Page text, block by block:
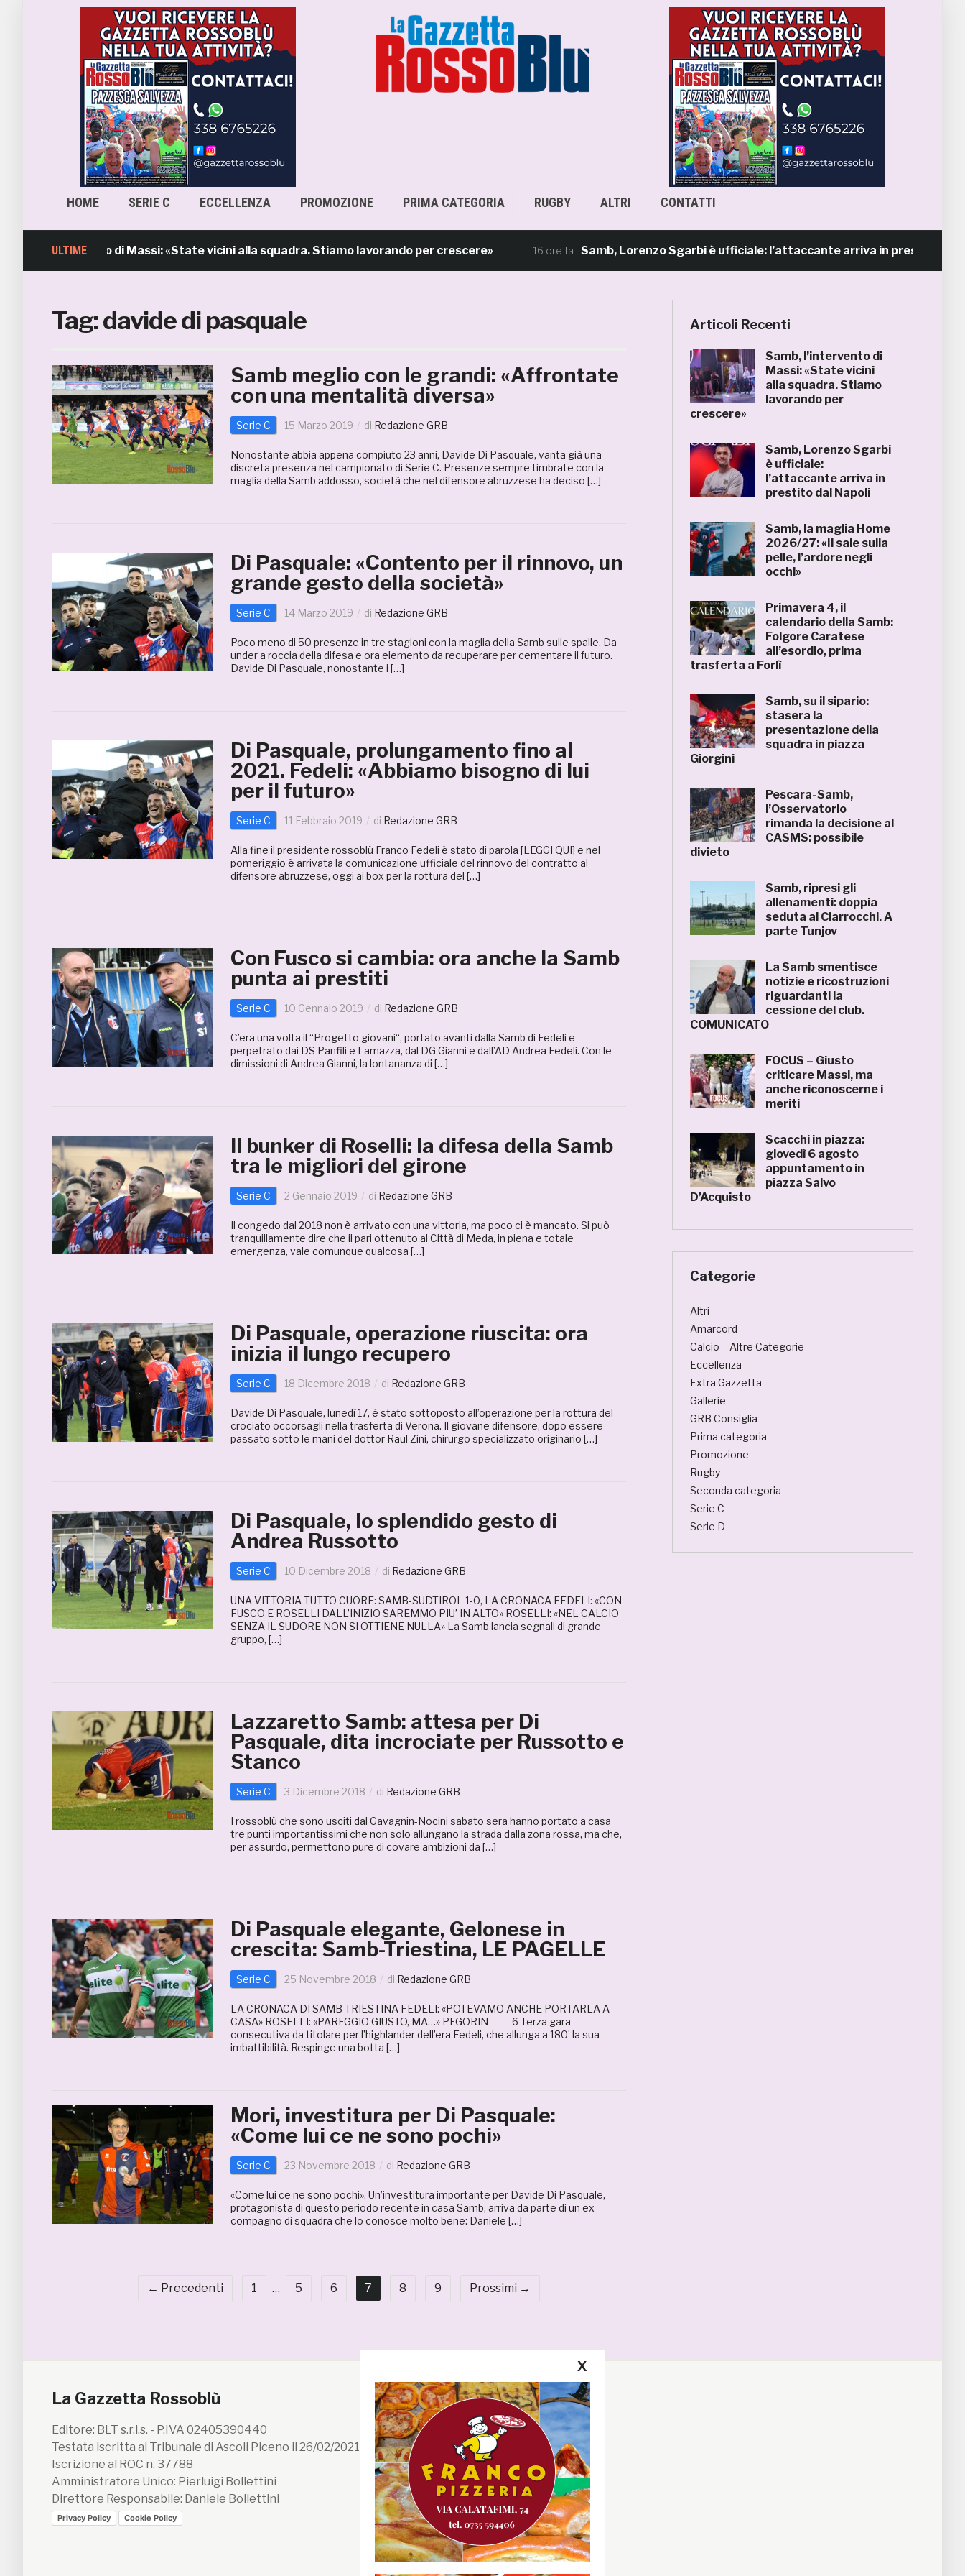
HOME SERIE C ECCELLENZA PROMOZIONE PRIMA CATEGORIA RUGBY ALTRI CONTATTI
ULTIME
l’intervento di Massi: «State vicini alla squadra. Stiamo lavorando per crescere» 16 ore fa Samb, Lorenzo Sgarbi è ufficiale: l’attaccante arriva in prestito dal Napoli
Tag:davide di pasquale
Samb meglio con le grandi: «Affrontate
con una mentalità diversa»
Serie C 15 Marzo 2019 di Redazione GRB
Nonostante abbia appena compiuto 23 anni, Davide Di Pasquale, vanta già una
discreta presenza nel campionato di Serie C. Presenze sempre timbrate con la
maglia della Samb addosso, società che nel difensore abruzzese ha deciso […]
Di Pasquale: «Contento per il rinnovo, un
grande gesto della società»
Serie C 14 Marzo 2019 di Redazione GRB
Poco meno di 50 presenze in tre stagioni con la maglia della Samb sulle spalle. Da
under a roccia della difesa e ora elemento da recuperare per cementare il futuro.
Davide Di Pasquale, nonostante i […]
Di Pasquale, prolungamento fino al
2021. Fedeli: «Abbiamo bisogno di lui
per il futuro»
Serie C 11 Febbraio 2019 di Redazione GRB
Alla fine il presidente rossoblù Franco Fedeli è stato di parola [LEGGI QUI] e nel
pomeriggio è arrivata la comunicazione ufficiale del rinnovo del contratto al
difensore abruzzese, oggi ai box per la rottura del […]
Con Fusco si cambia: ora anche la Samb
punta ai prestiti
Serie C 10 Gennaio 2019 di Redazione GRB
C’era una volta il “Progetto giovani“, portato avanti dalla Samb di Fedeli e
perpetrato dai DS Panfili e Lamazza, dal DG Gianni e dall’AD Andrea Fedeli. Con le
dimissioni di Andrea Gianni, la lontananza di […]
Il bunker di Roselli: la difesa della Samb
tra le migliori del girone
Serie C 2 Gennaio 2019 di Redazione GRB
Il congedo dal 2018 non è arrivato con una vittoria, ma poco ci è mancato. Si può
tranquillamente dire che il pari ottenuto al Città di Meda, in piena e totale
emergenza, vale comunque qualcosa […]
Di Pasquale, operazione riuscita: ora
inizia il lungo recupero
Serie C 18 Dicembre 2018 di Redazione GRB
Davide Di Pasquale, lunedì 17, è stato sottoposto all’operazione per la rottura del
crociato occorsagli nella trasferta di Verona. Il giovane difensore, dopo essere
passato sotto le mani del dottor Raul Zini, chirurgo specializzato originario […]
Di Pasquale, lo splendido gesto di
Andrea Russotto
Serie C 10 Dicembre 2018 di Redazione GRB
UNA VITTORIA TUTTO CUORE: SAMB-SUDTIROL 1-0, LA CRONACA FEDELI: «CON
FUSCO E ROSELLI DALL’INIZIO SAREMMO PIU’ IN ALTO» ROSELLI: «NEL CALCIO
SENZA IL SUDORE NON SI OTTIENE NULLA» La Samb lancia segnali di grande
gruppo, […]
Lazzaretto Samb: attesa per Di
Pasquale, dita incrociate per Russotto e
Stanco
Serie C 3 Dicembre 2018 di Redazione GRB
I rossoblù che sono usciti dal Gavagnin-Nocini sabato sera hanno portato a casa
tre punti importantissimi che non solo allungano la strada dalla zona rossa, ma che,
per assurdo, permettono pure di covare ambizioni da […]
Di Pasquale elegante, Gelonese in
crescita: Samb-Triestina, LE PAGELLE
Serie C 25 Novembre 2018 di Redazione GRB
LA CRONACA DI SAMB-TRIESTINA FEDELI: «POTEVAMO ANCHE PORTARLA A
CASA» ROSELLI: «PAREGGIO GIUSTO, MA…» PEGORIN 6 Terza gara
consecutiva da titolare per l’highlander dell’era Fedeli, che allunga a 180’ la sua
imbattibilità. Respinge una botta […]
Mori, investitura per Di Pasquale:
«Come lui ce ne sono pochi»
Serie C 23 Novembre 2018 di Redazione GRB
«Come lui ce ne sono pochi». Un’investitura importante per Davide Di Pasquale,
protagonista di questo periodo recente in casa Samb, arriva da parte di un ex
compagno di squadra che lo conosce molto bene: Daniele […]
← Precedenti 1 … 5 6 7 8 9 Prossimi →
Articoli Recenti
Samb, l’intervento di
Massi: «State vicini
alla squadra. Stiamo
lavorando per
crescere»
Samb, Lorenzo Sgarbi
è ufficiale:
l’attaccante arriva in
prestito dal Napoli
Samb, la maglia Home
2026/27: «Il sale sulla
pelle, l’ardore negli
occhi»
Primavera 4, il
calendario della Samb:
Folgore Caratese
all’esordio, prima
trasferta a Forlì
Samb, su il sipario:
stasera la
presentazione della
squadra in piazza
Giorgini
Pescara-Samb,
l’Osservatorio
rimanda la decisione al
CASMS: possibile
divieto
Samb, ripresi gli
allenamenti: doppia
seduta al Ciarrocchi. A
parte Tunjov
La Samb smentisce
notizie e ricostruzioni
riguardanti la
cessione del club.
COMUNICATO
FOCUS – Giusto
criticare Massi, ma
anche riconoscerne i
meriti
Scacchi in piazza:
giovedì 6 agosto
appuntamento in
piazza Salvo
D’Acquisto
Categorie
Altri
Amarcord
Calcio – Altre Categorie
Eccellenza
Extra Gazzetta
Gallerie
GRB Consiglia
Prima categoria
Promozione
Rugby
Seconda categoria
Serie C
Serie D
La Gazzetta Rossoblù
Editore: BLT s.r.l.s. - P.IVA 02405390440
Testata iscritta al Tribunale di Ascoli Piceno il 26/02/2021 n. 199/2021
Iscrizione al ROC n. 37788
Amministratore Unico: Pierluigi Bollettini
Direttore Responsabile: Daniele Bollettini
Privacy Policy Cookie Policy
Segui la GRB
Facebook
Instagram
Twitter
Youtube
X